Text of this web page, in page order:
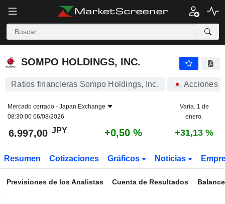
SOMPO HOLDINGS, INC.
SOMPO HOLDINGS, INC.
Ratios financieras Sompo Holdings, Inc. Acciones
Mercado cerrado - Japan Exchange
08:30:00 06/08/2026
Varia. 1 de
enero.
6.997,00 JPY +0,50 % +31,13 %
Resumen Cotizaciones Gráficos Noticias
Previsiones de los Analistas Cuenta de Resultados Balance